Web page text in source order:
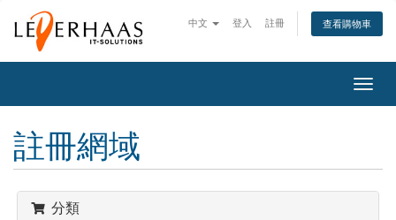
中文 登入 註冊 查看購物車
切
換
註冊網域
分類